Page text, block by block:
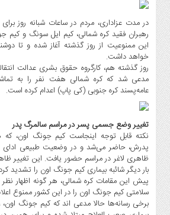
عکس
ویدئو
اقتصادی
روزنامه
دسترسی
سریع
سیاست
حفظ
حریم
خصوصی
اخبار
سایت
سیاست
حفظ
در مدت عزاداری، مردم در ساعات شبانه روز
رهبران فقید کره شمالی، کیم ایل سونگ و
این ممنوعیت از روز گذشته آغاز شده و تا
خواهد داشت.
روز گذشته هم، کارگروه حقوق بشری عدالت
مدعی شد که کره شمالی هفت نفر را به
عامه‌پسند کره جنوبی (کی پاپ) اعدام کرده است.
تغییر وضع جسمی پسر در مراسم سالمرگ پدر
نکته قابل توجه اینجاست کیم جونگ اون،
پدرش، حاضر می‌شد و در وضعیت طبیعی ادای
ظاهری لاغر در مراسم حضور یافت. این تغییر
بار دیگر شائبه بیماری کیم جونگ اون را تشدید
پیش این مقامات کره شمالی، هر گونه اظهار
سلامتی کیم جونگ اون را در این کشور ممنوع
برخی رسانه‌ها حالا مدعی اند که کیم جونگ اون،